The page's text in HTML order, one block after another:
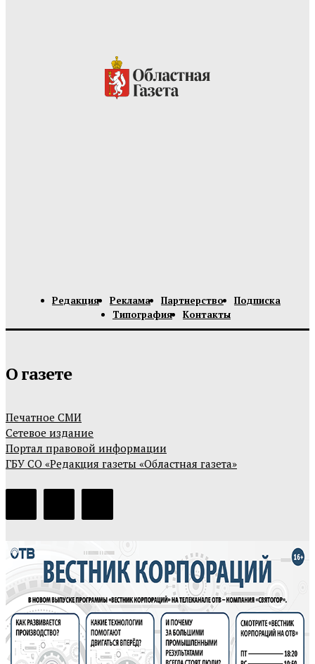
Редакция Реклама Партнерство
Подписка
Типография
Контакты
О газете
Печатное СМИ
Сетевое издание
Портал правовой информации
ГБУ СО «Редакция газеты «Областная газета»